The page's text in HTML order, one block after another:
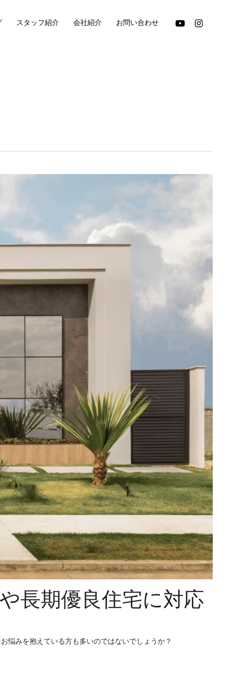
スタッフ紹介 会社紹介 お問い合わせ youtube instagram
長期優良住宅に対応
悩みを抱えている方も多いのではないでしょうか？